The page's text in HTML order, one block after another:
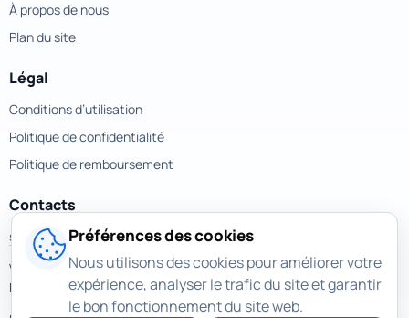
À propos de nous
Plan du site
Légal
Conditions d’utilisation
Politique de confidentialité
Politique de remboursement
Contacts
support@magicuneraser.com
Velyka Vasylkivska street, 77a
Kyiv, Ukraine
Préférences des cookies
Nous utilisons des cookies pour améliorer votre
expérience, analyser le trafic du site et garantir
le bon fonctionnement du site web.